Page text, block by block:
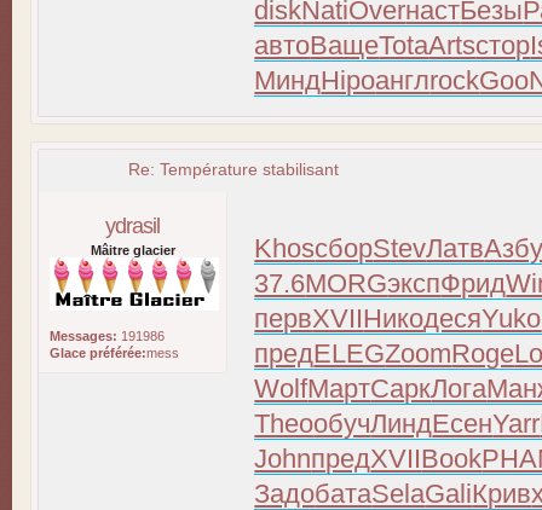
diskNatiOverнастБезы
автоВащеTotaArtsстор
МиндHipoанглrock
Re: Température stabilisant
ydrasil
Mâitre glacier
Messages: 191986
Glace préférée:mess
KhosсборStevЛатв
37.6MORGэкспФрид
первXVIIНикодесяYuko
предELEGZoomRoge
WolfМартСаркЛога
TheoобучЛиндЕсенYarr
JohnпредXVIIBook
ЗадобатаSelaGaliКрив